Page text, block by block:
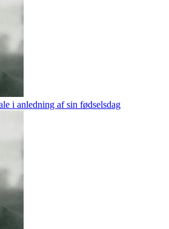
i anledning af sin fødselsdag